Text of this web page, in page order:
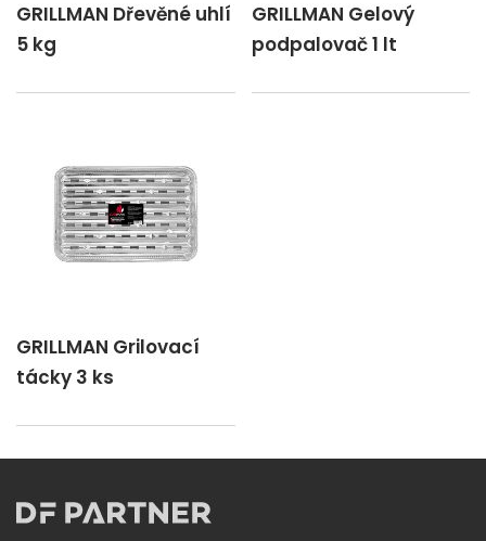
GRILLMAN Dřevěné uhlí
5 kg
GRILLMAN Gelový
podpalovač 1 lt
GRILLMAN Grilovací
tácky 3 ks